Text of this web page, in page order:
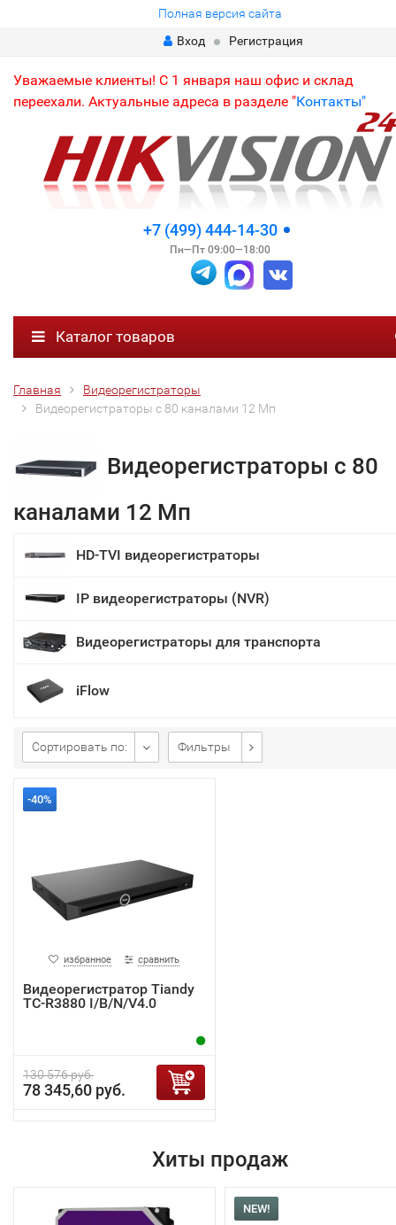
Полная версия сайта
Вход
Регистрация
Уважаемые клиенты! С 1 января наш офис и склад
переехали. Актуальные адреса в разделе "Контакты"
+7 (499) 444-14-30
Пн—Пт 09:00—18:00
Каталог товаров
Главная
Видеорегистраторы
Видеорегистраторы с 80 каналами 12 Мп
Видеорегистраторы с 80
каналами 12 Мп
HD-TVI видеорегистраторы
IP видеорегистраторы (NVR)
Видеорегистраторы для транспорта
iFlow
Сортировать по: Фильтры
-40%
избранное сравнить
Видеорегистратор Tiandy
TC-R3880 I/B/N/V4.0
130 576 руб.
78 345,60 руб.
Хиты продаж
NEW!